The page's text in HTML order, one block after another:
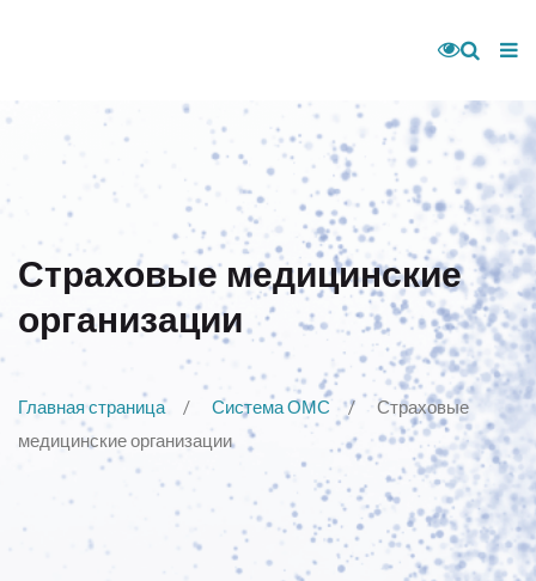
Страховые медицинские
организации
Главная страница Система ОМС
Страховые
медицинские организации